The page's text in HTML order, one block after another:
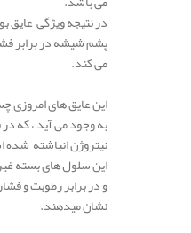
در نتیجه ویژگی عایق
پشم شیشه در برابر
می کند.
این عایق های امروزی
به وجود می آید ، که
نیتروژن انباشته
این سلول های بسته
و در برابر رطوبت و
نشان میدهند.